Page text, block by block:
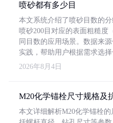
喷砂都有多少目
本文系统介绍了喷砂目数的
喷砂200目对应的表面粗糙度
同目数的应用场景。数据来
实践，帮助用户根据需求选择
2026年8月4日
M20化学锚栓尺寸规格及
本文详细解析M20化学锚栓